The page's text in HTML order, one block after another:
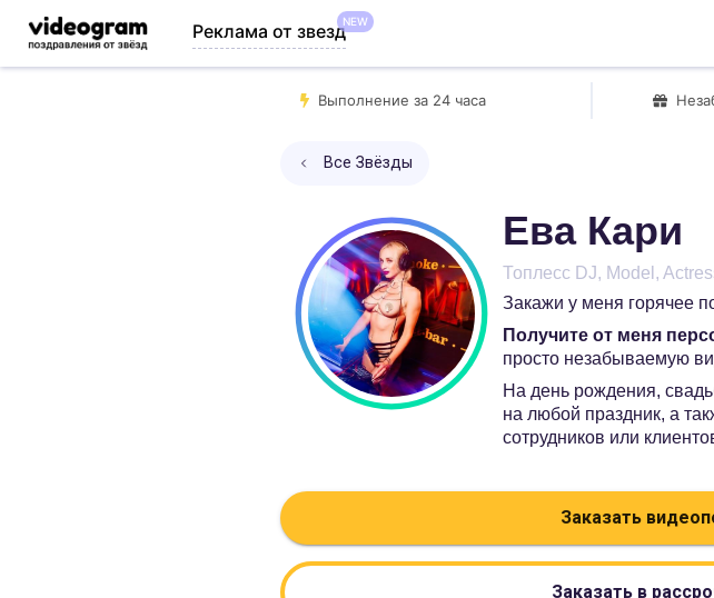
Реклама от звездNEW
Выполнение за 24 часа
Все Звёзды
Ева Кари
Топлесс DJ, Model,
Закажи у меня горячее
Получите от меня
просто незабываемую
На день рождения,
на любой праздник, а
сотрудников или
Заказать
Заказать в